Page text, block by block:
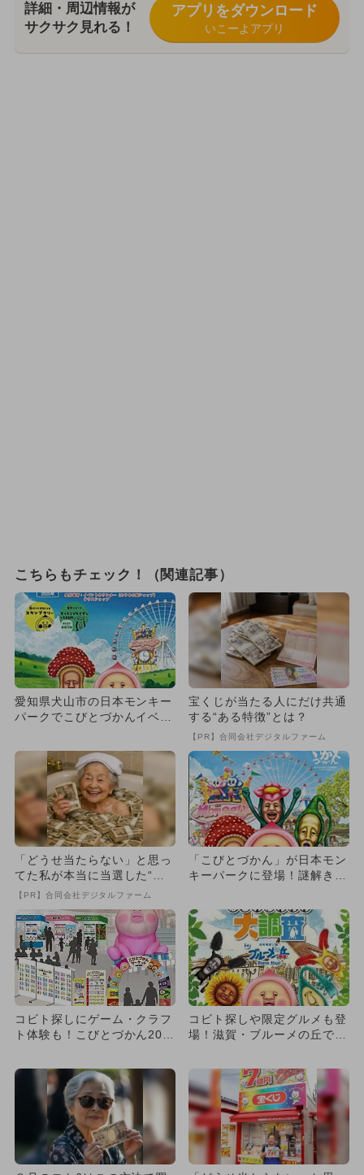
詳細・周辺情報が
サクサク見れる！
アプリをダウンロード
いこーよアプリ
こちらもチェック！（関連記事）
愛知県犬山市の日本モンキー
パークでこびとづかんイベン
宝くじが当たる人にだけ共通
する“ある特徴”とは？
【PR】合同会社デジタルファーム
「どうせ当たらない」と思っ
てた私が本当に当選した“買
い方”がこれ
【PR】合同会社デジタルファーム
「こびとづかん」が日本モン
キーパークに登場！謎解きラ
う
コビト探しにゲーム・クラフ
ト体験も！こびとづかん20周
コビト探しや限定グルメも登
場！滋賀・ブルーメの丘で